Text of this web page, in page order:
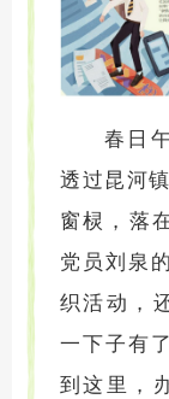
春日
透过昆河
窗棂，落
党员刘泉
织活动，
一下子有
到这里，